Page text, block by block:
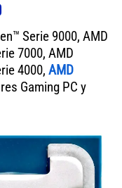
Serie 9000, AMD
7000, AMD
4000, AMD
Gaming PC y